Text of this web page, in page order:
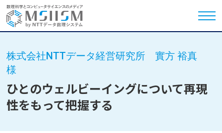
株式会社NTTデータ経営研究所 實方 裕真
様
ひとのウェルビーイングについて再現
性をもって把握する